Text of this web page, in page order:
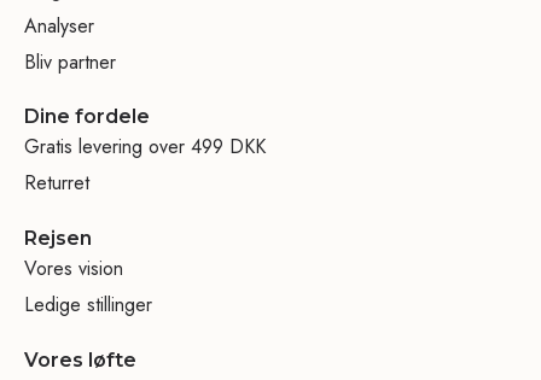
Analyser
Bliv partner
Dine fordele
Gratis levering over 499 DKK
Returret
Rejsen
Vores vision
Ledige stillinger
Vores løfte